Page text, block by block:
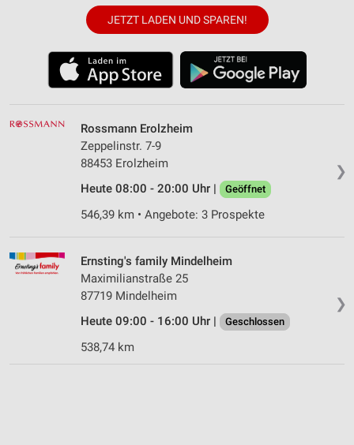
JETZT LADEN UND SPAREN!
❯
Rossmann Erolzheim
Zeppelinstr. 7-9
88453 Erolzheim
Heute 08:00 - 20:00 Uhr |
Geöffnet
546,39 km • Angebote: 3 Prospekte
❯
Ernsting's family Mindelheim
Maximilianstraße 25
87719 Mindelheim
Heute 09:00 - 16:00 Uhr |
Geschlossen
538,74 km